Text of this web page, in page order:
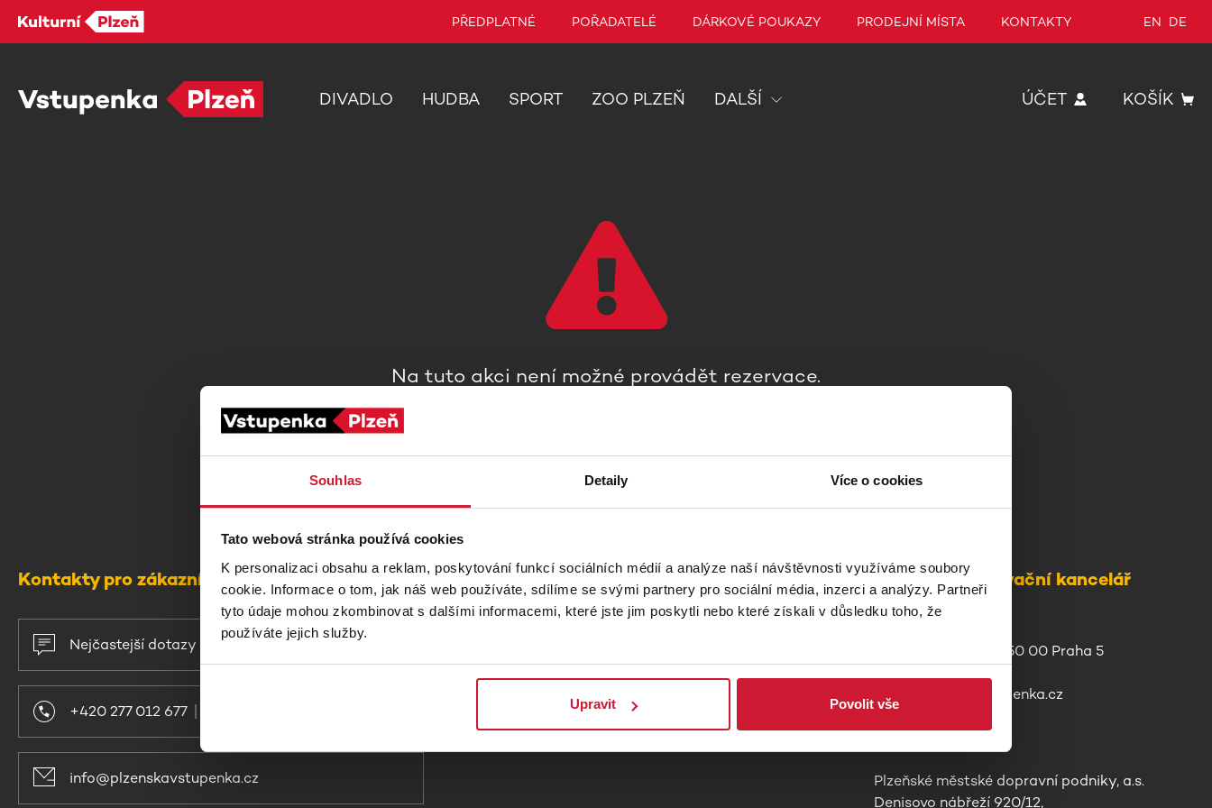
Souhlas Detaily Více o cookies
Tato webová stránka používá cookies
K personalizaci obsahu a reklam, poskytování funkcí sociálních médií a analýze naší návštěvnosti využíváme soubory
cookie. Informace o tom, jak náš web používáte, sdílíme se svými partnery pro sociální média, inzerci a analýzy. Partneři
tyto údaje mohou zkombinovat s dalšími informacemi, které jste jim poskytli nebo které získali v důsledku toho, že
používáte jejich služby.
Upravit Povolit vše
PŘEDPLATNÉ POŘADATELÉ DÁRKOVÉ POUKAZY PRODEJNÍ MÍSTA KONTAKTY EN DE
DIVADLO HUDBA SPORT ZOO PLZEŇ DALŠÍ ÚČET KOŠÍK
Na tuto akci není možné provádět rezervace.
Kontakty pro zákazníky
Nejčastejší dotazy
+420 277 012 677
info@plzenskavstupenka.cz
Kontakty pro pořadatele a agentury
info@plzenskavstupenka.cz
Centrální rezervační kancelář
Radlická 3301/68, 150 00 Praha 5
info@plzenskavstupenka.cz
Provozovatel
Plzeňské městské dopravní podniky, a.s.
Denisovo nábřeží 920/12,